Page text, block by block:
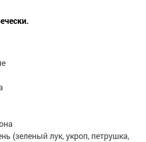
(зеленый лук, укроп, петрушка,